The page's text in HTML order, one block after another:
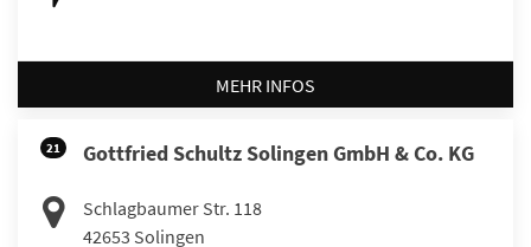
MEHR INFOS
21 Gottfried Schultz Solingen GmbH & Co. KG
Schlagbaumer Str. 118
42653 Solingen